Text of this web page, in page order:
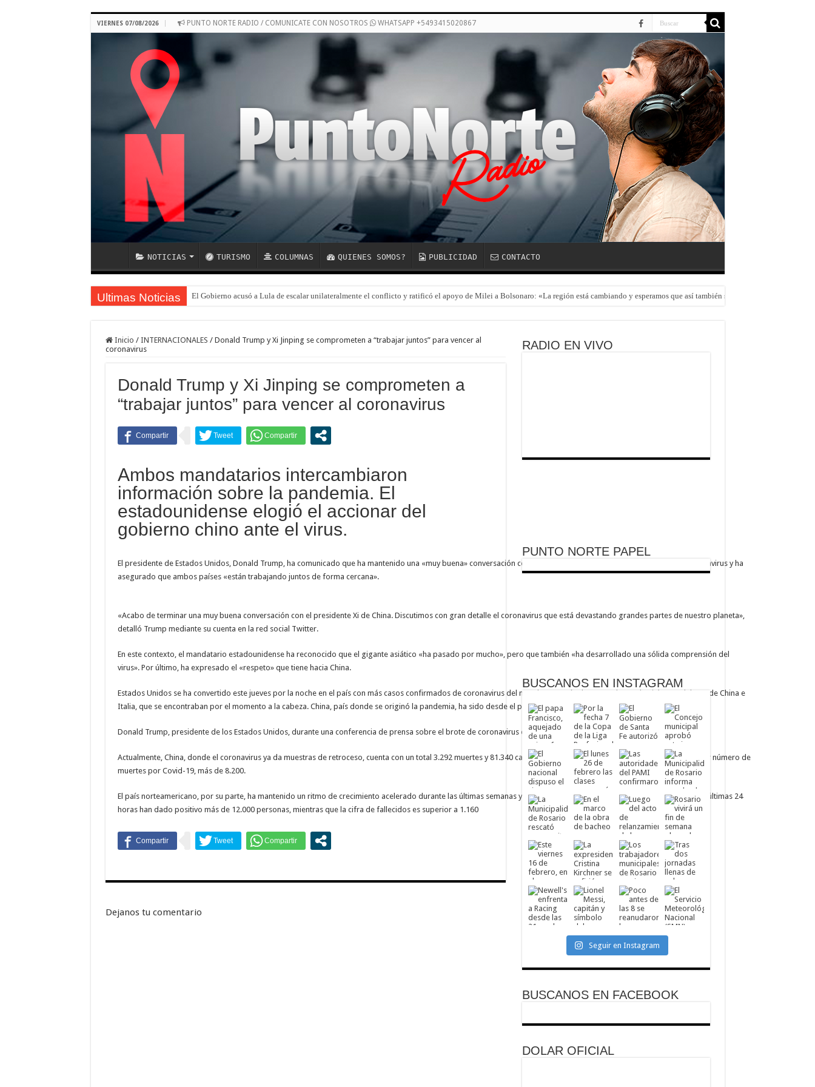
VIERNES 07/08/2026 PUNTO NORTE RADIO / COMUNICATE CON NOSOTROS WHATSAPP +5493415020867
NOTICIAS TURISMO COLUMNAS QUIENES SOMOS? PUBLICIDAD CONTACTO
Ultimas Noticias El Gobierno acusó a Lula de escalar unilateralmente el conflicto y ratificó el apoyo de Milei a Bolsonaro: «La región está cambiando y esperamos que así también sea en Brasil»
Inicio / INTERNACIONALES / Donald Trump y Xi Jinping se comprometen a “trabajar juntos” para vencer al
coronavirus
Donald Trump y Xi Jinping se comprometen a
“trabajar juntos” para vencer al coronavirus
Ambos mandatarios intercambiaron
información sobre la pandemia. El
estadounidense elogió el accionar del
gobierno chino ante el virus.
El presidente de Estados Unidos, Donald Trump, ha comunicado que ha mantenido una «muy buena» conversación con el presidente de China, Xi Jinping, acerca del coronavirus y ha
asegurado que ambos países «están trabajando juntos de forma cercana».
«Acabo de terminar una muy buena conversación con el presidente Xi de China. Discutimos con gran detalle el coronavirus que está devastando grandes partes de nuestro planeta»,
detalló Trump mediante su cuenta en la red social Twitter.
En este contexto, el mandatario estadounidense ha reconocido que el gigante asiático «ha pasado por mucho», pero que también «ha desarrollado una sólida comprensión del
virus». Por último, ha expresado el «respeto» que tiene hacia China.
Estados Unidos se ha convertido este jueves por la noche en el país con más casos confirmados de coronavirus del mundo, con más de 83.500, lo que lo sitúa por delante de China e
Italia, que se encontraban por el momento a la cabeza. China, país donde se originó la pandemia, ha sido desde el principio la nación más afectada por el Covid-19.
Donald Trump, presidente de los Estados Unidos, durante una conferencia de prensa sobre el brote de coronavirus en el país. /REUTERS/Jonathan Ernst/
Actualmente, China, donde el coronavirus ya da muestras de retroceso, cuenta con un total 3.292 muertes y 81.340 casos positivos. Italia, por su parte, es el país con mayor número de
muertes por Covid-19, más de 8.200.
El país norteamericano, por su parte, ha mantenido un ritmo de crecimiento acelerado durante las últimas semanas y ha registrado su récord de aumento de casos. En las últimas 24
horas han dado positivo más de 12.000 personas, mientras que la cifra de fallecidos es superior a 1.160
Dejanos tu comentario
RADIO EN VIVO
PUNTO NORTE PAPEL
BUSCANOS EN INSTAGRAM
Seguir en Instagram
BUSCANOS EN FACEBOOK
DOLAR OFICIAL